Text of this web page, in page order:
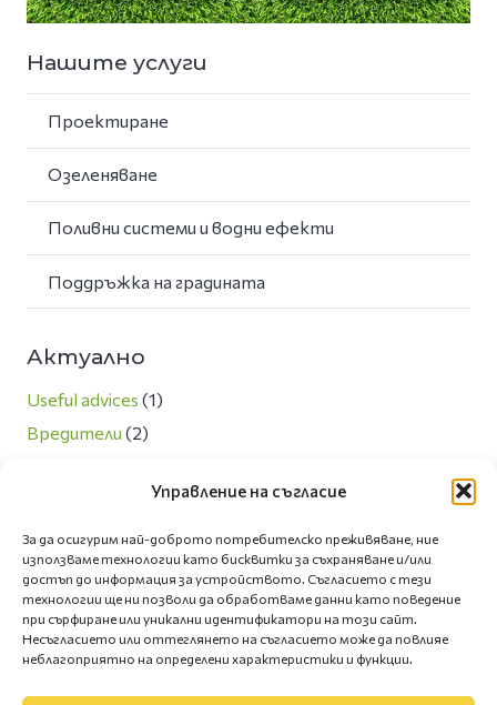
Управление на съгласие
За да осигурим най-доброто потребителско преживяване, ние
използваме технологии като бисквитки за съхраняване и/или
достъп до информация за устройството. Съгласието с тези
технологии ще ни позволи да обработваме данни като поведение
при сърфиране или уникални идентификатори на този сайт.
Несъгласието или оттеглянето на съгласието може да повлияе
неблагоприятно на определени характеристики и функции.
Нашите услуги
Проектиране
Озеленяване
Поливни системи и водни ефекти
Поддръжка на градината
Актуално
Useful advices (1)
Вредители (2)
(3)
Новини(7)
Озеленяване и екология(5)
Полезни съвети(66)
Сезонни грижи за двора(4)